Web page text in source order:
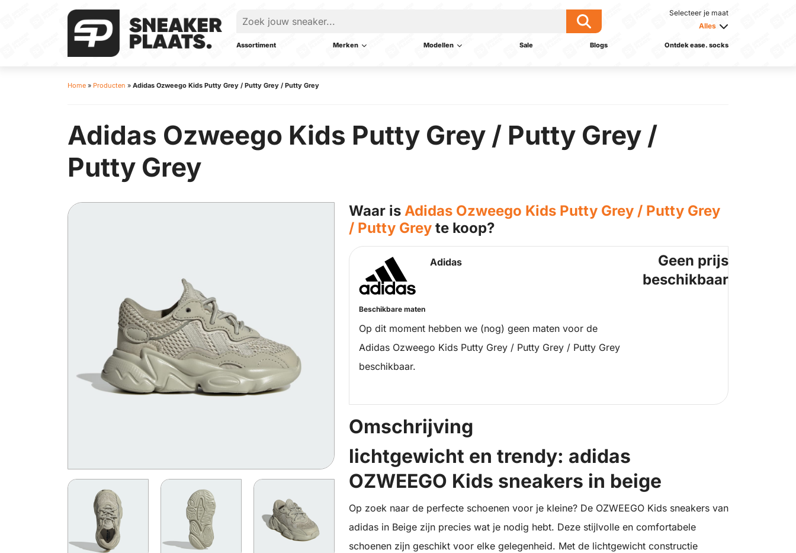
Selecteer je maat
Alles
Assortiment Merken Modellen Sale Blogs Ontdek ease. socks
Home » Producten » Adidas Ozweego Kids Putty Grey / Putty Grey / Putty Grey
Adidas Ozweego Kids Putty Grey / Putty Grey /
Putty Grey
Waar is Adidas Ozweego Kids Putty Grey / Putty Grey
/ Putty Grey te koop?
Adidas
Beschikbare maten
Op dit moment hebben we (nog) geen maten voor de
Adidas Ozweego Kids Putty Grey / Putty Grey / Putty Grey
beschikbaar.
Geen prijs
beschikbaar
Omschrijving
lichtgewicht en trendy: adidas
OZWEEGO Kids sneakers in beige
Op zoek naar de perfecte schoenen voor je kleine? De OZWEEGO Kids sneakers van
adidas in Beige zijn precies wat je nodig hebt. Deze stijlvolle en comfortabele
schoenen zijn geschikt voor elke gelegenheid. Met de lichtgewicht constructie